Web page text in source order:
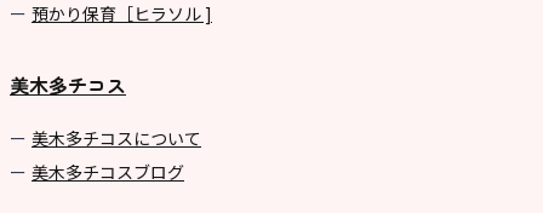
預かり保育［ヒラソル ]
美木多チコス
美⽊多チコスについて
美⽊多チコスブログ